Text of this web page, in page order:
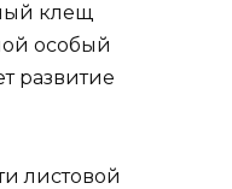
клещ
особый
развитие
листовой